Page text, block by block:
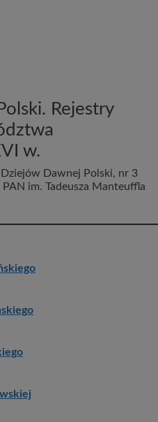
Rejestry
w.
Dawnej Polski, nr 3
im. Tadeusza Manteuffla